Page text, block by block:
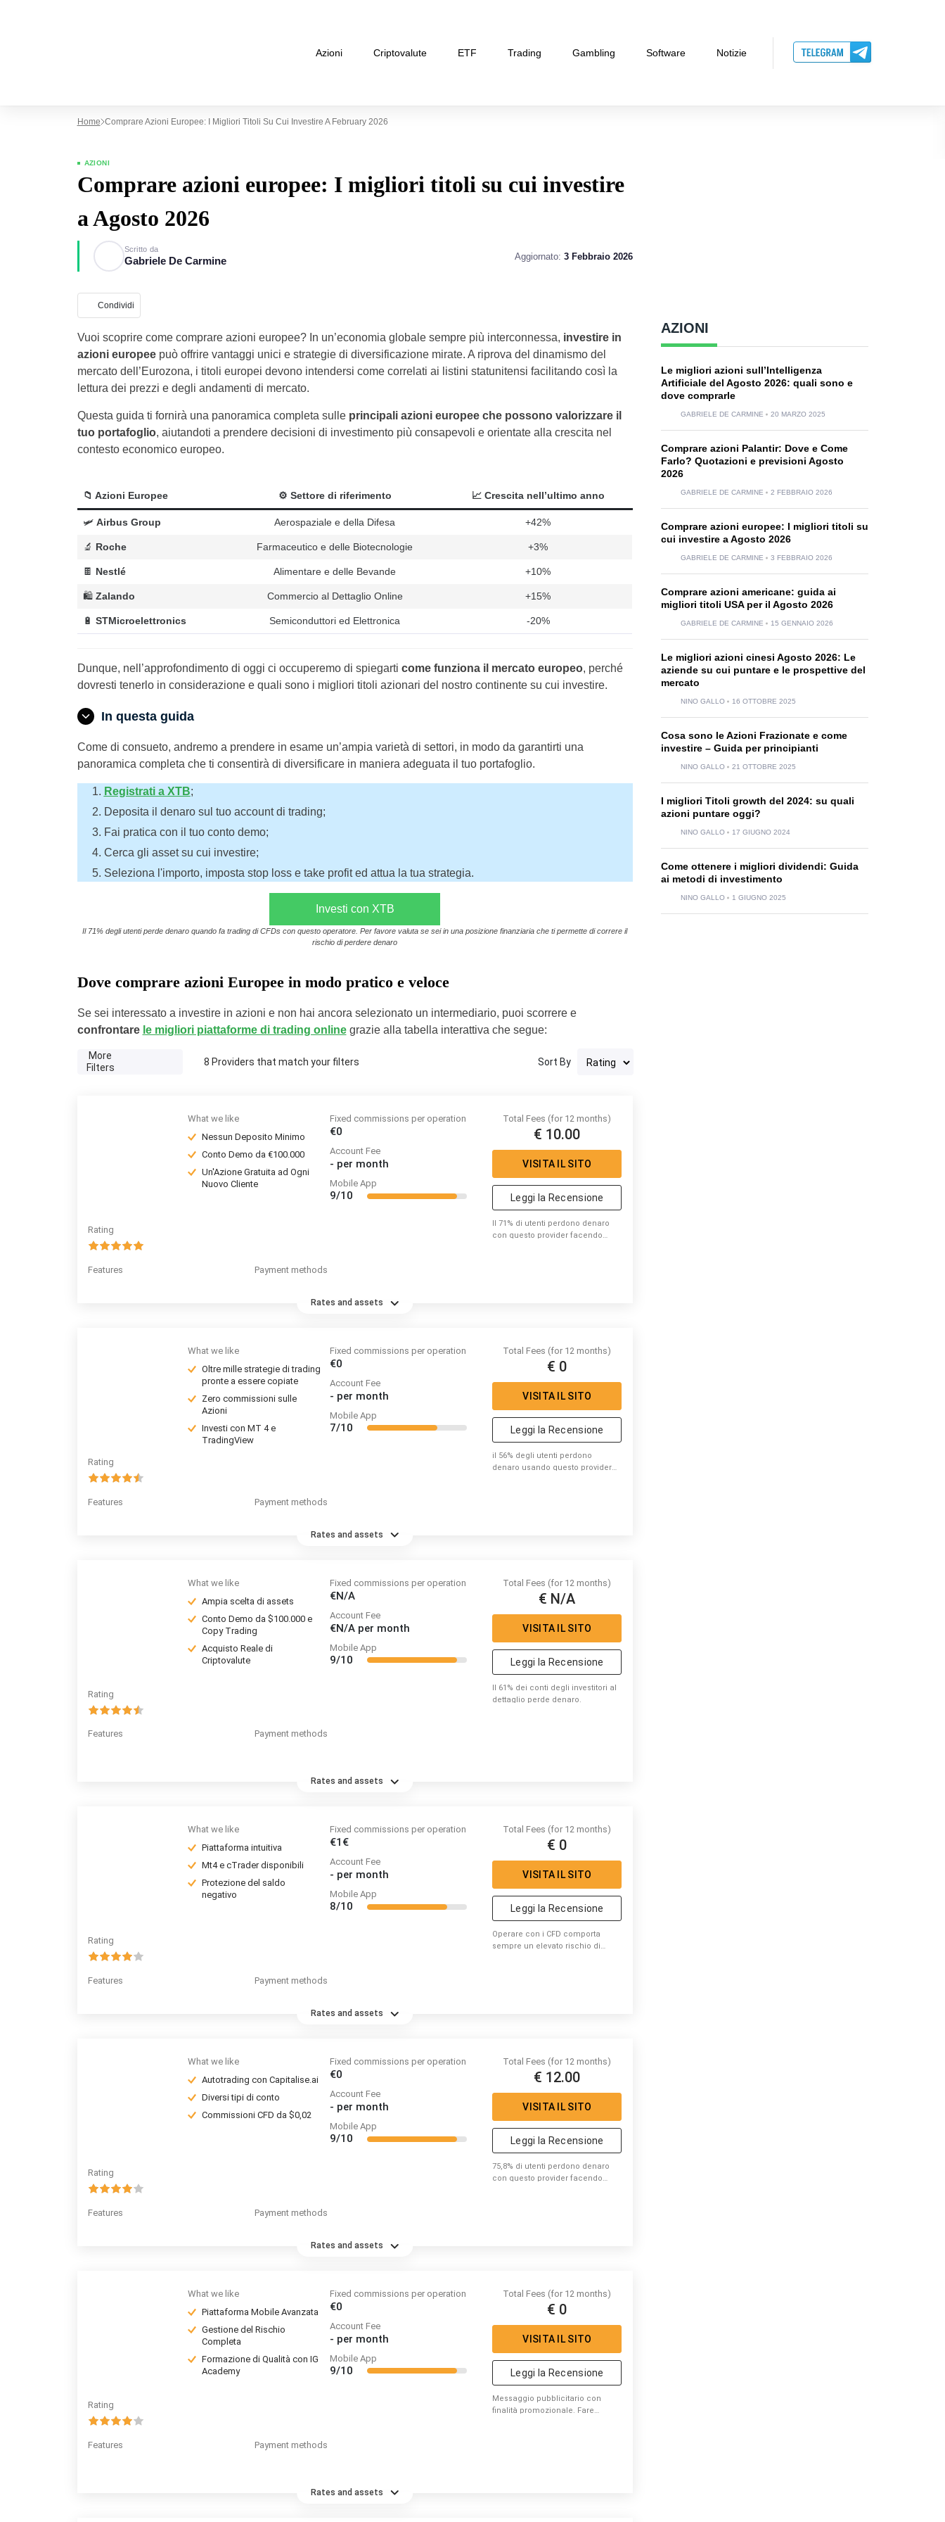
Azioni Criptovalute ETF Trading Gambling Software Notizie
Home Comprare Azioni Europee: I Migliori Titoli Su Cui Investire A February 2026
AZIONI
Comprare azioni europee: I migliori titoli su cui investire
a Agosto 2026
Scritto da
Gabriele De Carmine Aggiornato: 3 Febbraio 2026
Condividi
Vuoi scoprire come comprare azioni europee? In un’economia globale sempre più interconnessa, investire in
azioni europeepuò offrire vantaggi unici e strategie di diversificazione mirate. A riprova del dinamismo del
mercato dell’Eurozona, i titoli europei devono intendersi come correlati ai listini statunitensi facilitando così la
lettura dei prezzi e degli andamenti di mercato.
Questa guida ti fornirà una panoramica completa sulle principali azioni europee che possono valorizzare il
tuo portafoglio, aiutandoti a prendere decisioni di investimento più consapevoli e orientate alla crescita nel
contesto economico europeo.
📁 Azioni Europee ⚙️ Settore di riferimento 📈 Crescita nell’ultimo anno
🛩 Airbus Group Aerospaziale e della Difesa +42%
🔬 Roche Farmaceutico e delle Biotecnologie +3%
🍫 Nestlé Alimentare e delle Bevande +10%
🛍 Zalando Commercio al Dettaglio Online +15%
🔋 STMicroelettronics Semiconduttori ed Elettronica -20%
Dunque, nell’approfondimento di oggi ci occuperemo di spiegarti come funziona il mercato europeo, perché
dovresti tenerlo in considerazione e quali sono i migliori titoli azionari del nostro continente su cui investire.
In questa guida
Come di consueto, andremo a prendere in esame un’ampia varietà di settori, in modo da garantirti una
panoramica completa che ti consentirà di diversificare in maniera adeguata il tuo portafoglio.
Registrati a XTB;
Deposita il denaro sul tuo account di trading;
Fai pratica con il tuo conto demo;
Cerca gli asset su cui investire;
Seleziona l'importo, imposta stop loss e take profit ed attua la tua strategia.
Investi con XTB
Il 71% degli utenti perde denaro quando fa trading di CFDs con questo operatore. Per favore valuta se sei in una posizione finanziaria che ti permette di correre il
rischio di perdere denaro
Dove comprare azioni Europee in modo pratico e veloce
Se sei interessato a investire in azioni e non hai ancora selezionato un intermediario, puoi scorrere e
confrontare le migliori piattaforme di trading onlinegrazie alla tabella interattiva che segue:
More
Filters
Sort By
8 Providers that match your filters
Rating
What we like
Nessun Deposito Minimo
Conto Demo da €100.000
Un'Azione Gratuita ad Ogni
Nuovo Cliente
Fixed commissions per operation
€0
Account Fee
- per month
Mobile App
9/10
Features Payment methods
Total Fees (for 12 months)
€ 10.00
VISITA IL SITO
Leggi la Recensione
Il 71% di utenti perdono denaro
con questo provider facendo
Rates and assets
Rating
What we like
Oltre mille strategie di trading
pronte a essere copiate
Zero commissioni sulle
Azioni
Investi con MT 4 e
TradingView
Fixed commissions per operation
€0
Account Fee
- per month
Mobile App
7/10
Features Payment methods
Total Fees (for 12 months)
€ 0
VISITA IL SITO
Leggi la Recensione
il 56% degli utenti perdono
denaro usando questo provider
Rates and assets
Rating
What we like
Ampia scelta di assets
Conto Demo da $100.000 e
Copy Trading
Acquisto Reale di
Criptovalute
Fixed commissions per operation
€N/A
Account Fee
€N/A per month
Mobile App
9/10
Features Payment methods
Total Fees (for 12 months)
€ N/A
VISITA IL SITO
Leggi la Recensione
Il 61% dei conti degli investitori al
dettaglio perde denaro.
Rates and assets
Rating
What we like
Piattaforma intuitiva
Mt4 e cTrader disponibili
Protezione del saldo
negativo
Fixed commissions per operation
€1€
Account Fee
- per month
Mobile App
8/10
Features Payment methods
Total Fees (for 12 months)
€ 0
VISITA IL SITO
Leggi la Recensione
Operare con i CFD comporta
sempre un elevato rischio di
Rates and assets
Rating
What we like
Autotrading con Capitalise.ai
Diversi tipi di conto
Commissioni CFD da $0,02
Fixed commissions per operation
€0
Account Fee
- per month
Mobile App
9/10
Features Payment methods
Total Fees (for 12 months)
€ 12.00
VISITA IL SITO
Leggi la Recensione
75,8% di utenti perdono denaro
con questo provider facendo
Rates and assets
Rating
What we like
Piattaforma Mobile Avanzata
Gestione del Rischio
Completa
Formazione di Qualità con IG
Academy
Fixed commissions per operation
€0
Account Fee
- per month
Mobile App
9/10
Features Payment methods
Total Fees (for 12 months)
€ 0
VISITA IL SITO
Leggi la Recensione
Messaggio pubblicitario con
finalità promozionale. Fare
Rates and assets
AZIONI
Le migliori azioni sull’Intelligenza
Artificiale del Agosto 2026: quali sono e
dove comprarle
GABRIELE DE CARMINE 20 MARZO 2025
Comprare azioni Palantir: Dove e Come
Farlo? Quotazioni e previsioni Agosto
2026
GABRIELE DE CARMINE 2 FEBBRAIO 2026
Comprare azioni europee: I migliori titoli su
cui investire a Agosto 2026
GABRIELE DE CARMINE 3 FEBBRAIO 2026
Comprare azioni americane: guida ai
migliori titoli USA per il Agosto 2026
GABRIELE DE CARMINE 15 GENNAIO 2026
Le migliori azioni cinesi Agosto 2026: Le
aziende su cui puntare e le prospettive del
mercato
NINO GALLO 16 OTTOBRE 2025
Cosa sono le Azioni Frazionate e come
investire – Guida per principianti
NINO GALLO 21 OTTOBRE 2025
I migliori Titoli growth del 2024: su quali
azioni puntare oggi?
NINO GALLO 17 GIUGNO 2024
Come ottenere i migliori dividendi: Guida
ai metodi di investimento
NINO GALLO 1 GIUGNO 2025